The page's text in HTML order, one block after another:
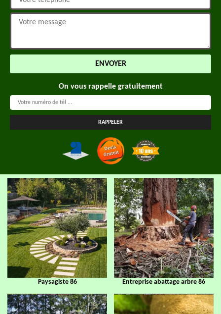
On vous rappelle gratuitement
Paysagiste 86 Entreprise abattage arbre 86